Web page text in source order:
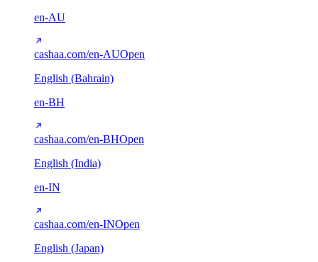
en-AU
cashaa.com/en-AUOpen
English (Bahrain)
en-BH
cashaa.com/en-BHOpen
English (India)
en-IN
cashaa.com/en-INOpen
English (Japan)